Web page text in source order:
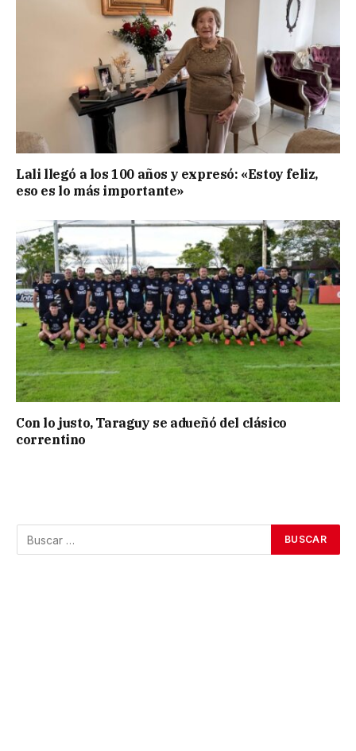
Lali llegó a los 100 años y expresó: «Estoy feliz,
eso es lo más importante»
Con lo justo, Taraguy se adueñó del clásico
correntino